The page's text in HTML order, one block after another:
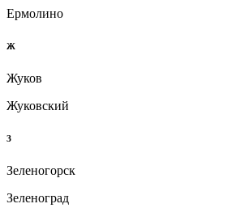
Ермолино
Ж
Жуков
Жуковский
З
Зеленогорск
Зеленоград